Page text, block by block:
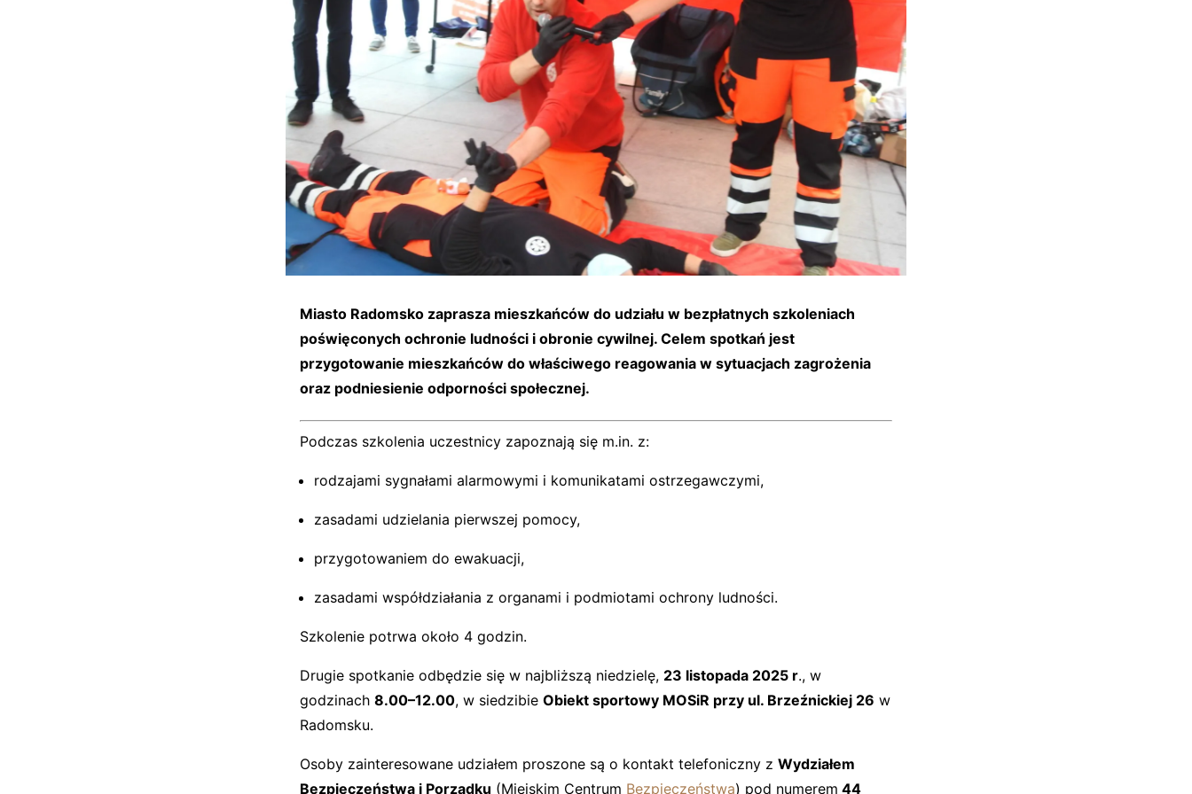
Miasto Radomsko zaprasza mieszkańców do udziału w bezpłatnych szkoleniach
poświęconych ochronie ludności i obronie cywilnej. Celem spotkań jest
przygotowanie mieszkańców do właściwego reagowania w sytuacjach zagrożenia
oraz podniesienie odporności społecznej.
Podczas szkolenia uczestnicy zapoznają się m.in. z:
rodzajami sygnałami alarmowymi i komunikatami ostrzegawczymi,
zasadami udzielania pierwszej pomocy,
przygotowaniem do ewakuacji,
zasadami współdziałania z organami i podmiotami ochrony ludności.
Szkolenie potrwa około 4 godzin.
Drugie spotkanie odbędzie się w najbliższą niedzielę, 23 listopada 2025 r., w
godzinach 8.00–12.00, w siedzibie Obiekt sportowy MOSiR przy ul. Brzeźnickiej 26 w
Radomsku.
Osoby zainteresowane udziałem proszone są o kontakt telefoniczny z Wydziałem
Bezpieczeństwa i Porządku (Miejskim Centrum Bezpieczeństwa) pod numerem 44